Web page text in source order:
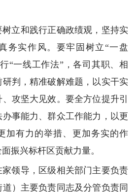
立和践行正确政绩观，坚持实
务实作风。要牢固树立“一盘
“一线工作法”，各司其职、相
判，精准破解难题，以实干实
攻坚大见效。要全方位提升引
事能力、群众工作能力，以更
加有力的举措、更加务实的作
振兴标杆区贡献力量。
家领导，区级相关部门主要负责
）主要负责同志及分管负责同